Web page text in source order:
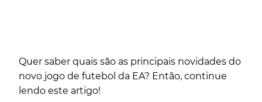
Quer saber quais são as principais novidades do
novo jogo de futebol da EA? Então, continue
lendo este artigo!